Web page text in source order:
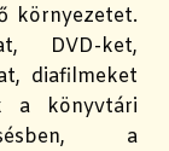
környezetet.
DVD-ket,
diafilmeket
a könyvtári
a